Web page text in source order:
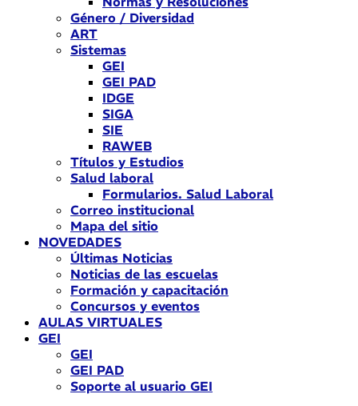
Género / Diversidad
ART
Sistemas
GEI
GEI PAD
IDGE
SIGA
SIE
RAWEB
Títulos y Estudios
Salud laboral
Formularios. Salud Laboral
Correo institucional
Mapa del sitio
NOVEDADES
Últimas Noticias
Noticias de las escuelas
Formación y capacitación
Concursos y eventos
AULAS VIRTUALES
GEI
GEI
GEI PAD
Soporte al usuario GEI